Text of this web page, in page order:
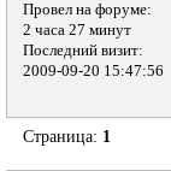
Провел на форуме:
2 часа 27 минут
Последний визит:
2009-09-20 15:47:56
Страница: 1